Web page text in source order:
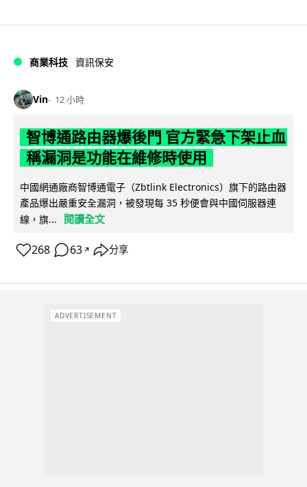
商業科技 資訊保安
Vin 12 小時
智博通路由器爆後門 官方緊急下架止血
稱漏洞是功能在維修時使用
中國網通廠商智博通電子（Zbtlink Electronics）旗下的路由器
產品爆出嚴重安全漏洞，被發現每 35 秒便會與中國伺服器連
線，旗...
閱讀全文
268 63 ↗ 分享
ADVERTISEMENT